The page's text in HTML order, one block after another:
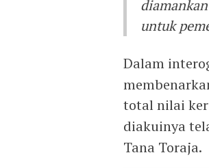
untuk
Dalam
total nilai
diakuinya
Tana Toraja.